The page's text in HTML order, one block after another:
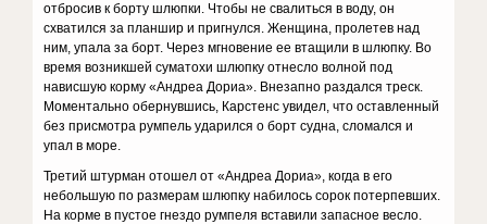
отбросив к борту шлюпки. Чтобы не свалиться в воду, он
схватился за планшир и пригнулся. Женщина, пролетев над
ним, упала за борт. Через мгновение ее втащили в шлюпку. Во
время возникшей суматохи шлюпку отнесло волной под
нависшую корму «Андреа Дориа». Внезапно раздался треск.
Моментально обернувшись, Карстенс увидел, что оставленный
без присмотра румпель ударился о борт судна, сломался и
упал в море.
Третий штурман отошел от «Андреа Дориа», когда в его
небольшую по размерам шлюпку набилось сорок потерпевших.
На корме в пустое гнездо румпеля вставили запасное весло.